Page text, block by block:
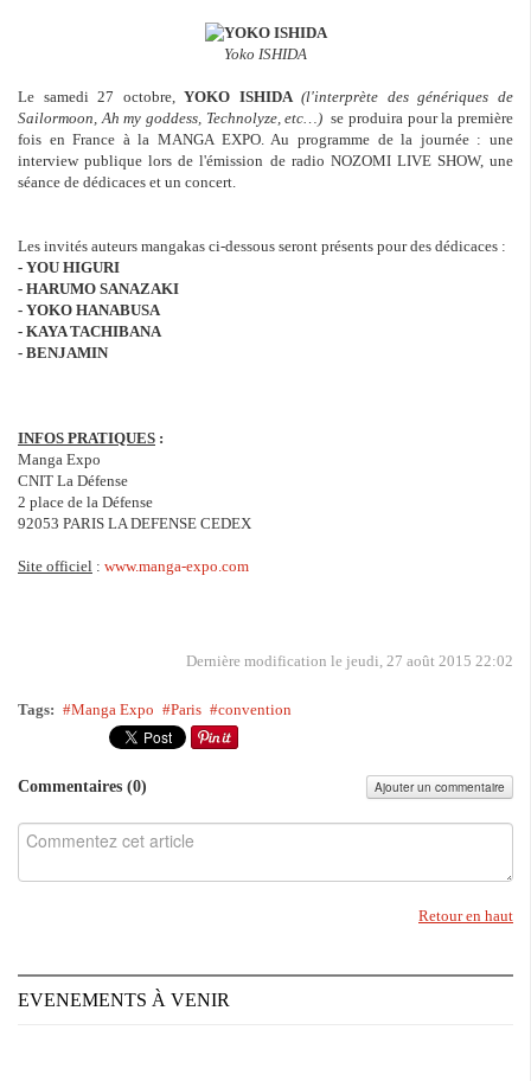
Yoko ISHIDA
Le samedi 27 octobre,YOKO ISHIDA (l'interprète des génériques de
Sailormoon, Ah my goddess, Technolyze, etc…) se produira pour la première
fois en France à la MANGA EXPO. Au programme de la journée : une
interview publique lors de l'émission de radio NOZOMI LIVE SHOW, une
séance de dédicaces et un concert.
Les invités auteurs mangakas ci-dessous seront présents pour des dédicaces :
- YOU HIGURI
- HARUMO SANAZAKI
- YOKO HANABUSA
- KAYA TACHIBANA
- BENJAMIN
INFOS PRATIQUES :
Manga Expo
CNIT La Défense
2 place de la Défense
92053 PARIS LA DEFENSE CEDEX
Site officiel : www.manga-expo.com
Dernière modification le jeudi, 27 août 2015 22:02
Tags: Manga Expo Paris convention
Commentaires (0) Ajouter un commentaire
Retour en haut
EVENEMENTS À VENIR